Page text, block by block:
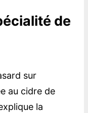
de
sur
au cidre de
la